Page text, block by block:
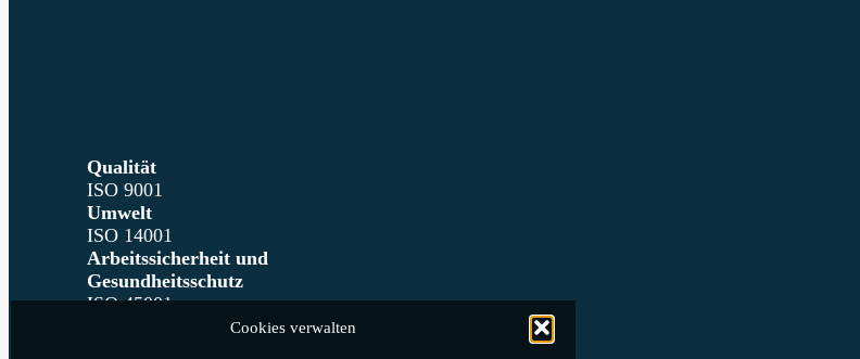
Cookies verwalten
Qualität
ISO 9001
Umwelt
ISO 14001
Arbeitssicherheit und
Gesundheitsschutz
ISO 45001